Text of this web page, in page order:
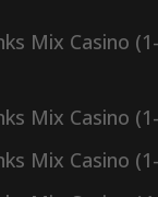
Mix Casino
Mix Casino
Mix Casino